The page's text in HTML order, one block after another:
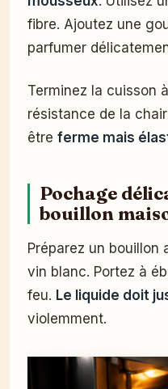
fibre. Ajoutez une
parfumer
Terminez la cuisson
résistance de la
être ferme mais
Pochage
bouillon
Préparez un
vin blanc. Portez à
feu. Le liquide doit
violemment.